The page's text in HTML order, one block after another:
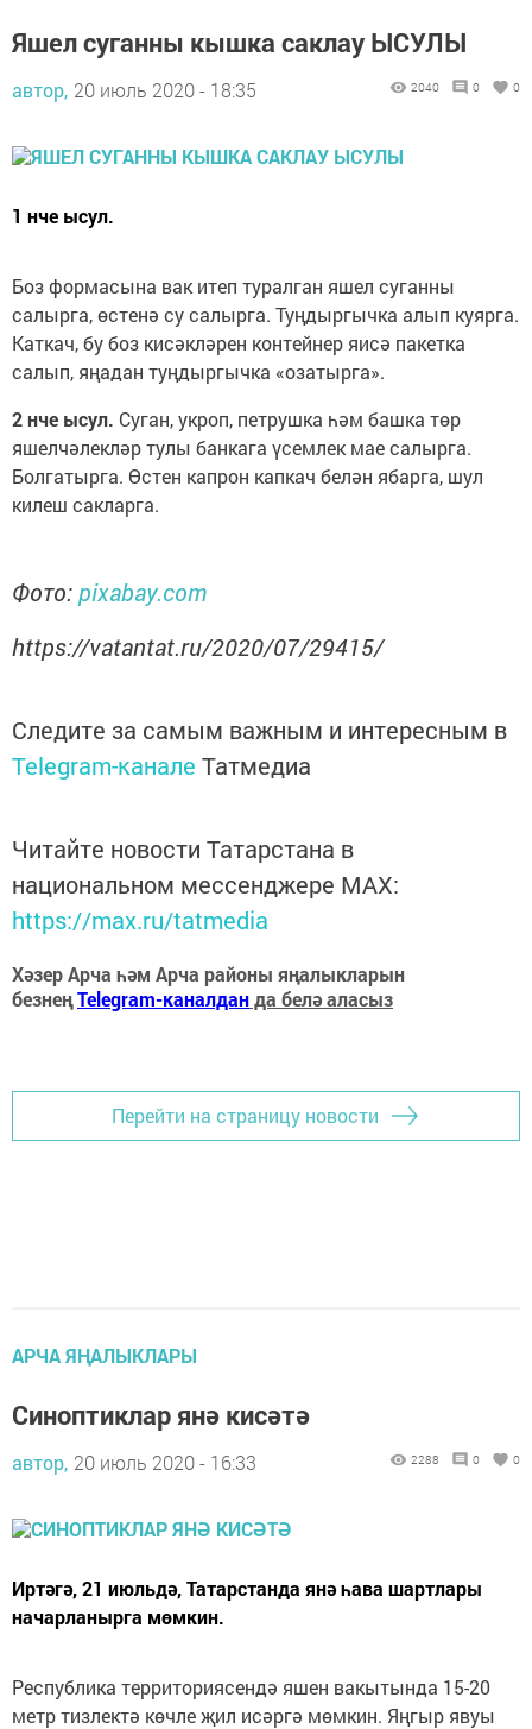
Яшел суганны кышка саклау ЫСУЛЫ
автор, 20 июль 2020 - 18:35 2040 0 0
1 нче ысул.
Боз формасына вак итеп туралган яшел суганны
салырга, өстенә су салырга. Туңдыргычка алып куярга.
Каткач, бу боз кисәкләрен контейнер яисә пакетка
салып, яңадан туңдыргычка «озатырга».
2 нче ысул. Суган, укроп, петрушка һәм башка төр
яшелчәлекләр тулы банкага үсемлек мае салырга.
Болгатырга. Өстен капрон капкач белән ябарга, шул
килеш сакларга.
Фото:pixabay.com
https://vatantat.ru/2020/07/29415/
Следите за самым важным и интересным в
Telegram-канале Татмедиа
Читайте новости Татарстана в
национальном мессенджере MАХ:
https://max.ru/tatmedia
Хәзер Арча һәм Арча районы яңалыкларын
безнеңTelegram-каналданда белә аласыз
Перейти на страницу новости
АРЧА ЯҢАЛЫКЛАРЫ
Синоптиклар янә кисәтә
автор, 20 июль 2020 - 16:33 2288 0 0
Иртәгә, 21 июльдә, Татарстанда янә һава шартлары
начарланырга мөмкин.
Республика территориясендә яшен вакытында 15-20
метр тизлектә көчле җил исәргә мөмкин. Яңгыр явуы